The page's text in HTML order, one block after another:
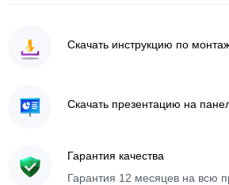
Скачать инструкцию по
Скачать презентацию на
Гарантия качества
Гарантия 12 месяцев на всю